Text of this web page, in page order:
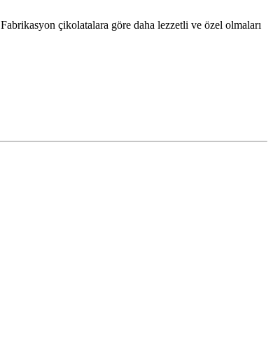
Fabrikasyon çikolatalara göre daha lezzetli ve özel olmaları